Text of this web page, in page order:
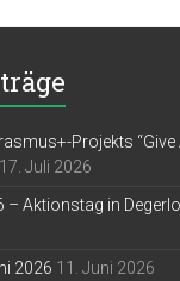
Projekts “Give
17. Juli 2026
– Aktionstag in
2026 11. Juni 2026